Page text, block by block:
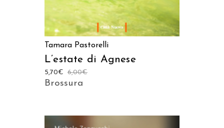
Tamara Pastorelli
L’estate di Agnese
6,00€
5,70€
Brossura